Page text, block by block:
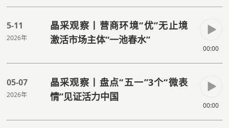
5-11
2026年
晶采观察丨营商环境“优”无止境
激活市场主体“一池春水”
00:00
05-07
2026年
晶采观察丨盘点“五一”3个“微表
情”见证活力中国
00:00